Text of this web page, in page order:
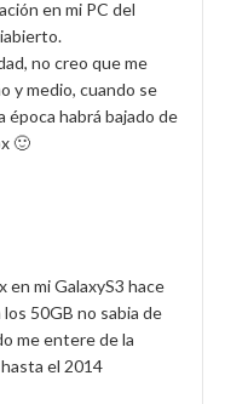
en mi PC del
no creo que me
y medio, cuando se
época habrá bajado de
🙂
mi GalaxyS3 hace
50GB no sabia de
me entere de la
el 2014